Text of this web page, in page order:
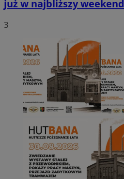
już w najbliższy weekend
3